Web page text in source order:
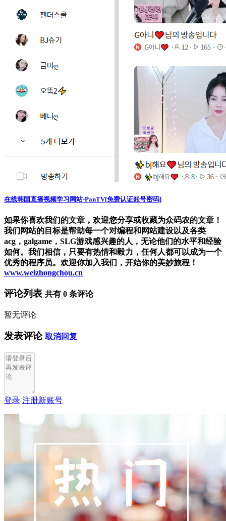
在线韩国直播视频学习网站-PanTV[免费认证账号密码]
如果你喜欢我们的文章，欢迎您分享或收藏为众码农的文章！
我们网站的目标是帮助每一个对编程和网站建设以及各类
acg，galgame，SLG游戏感兴趣的人，无论他们的水平和经验
如何。我们相信，只要有热情和毅力，任何人都可以成为一个
优秀的程序员。欢迎你加入我们，开始你的美妙旅程！
www.weizhongchou.cn
评论列表 共有 0 条评论
暂无评论
发表评论 取消回复
登录 注册新账号